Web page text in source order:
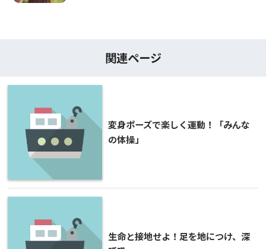
関連ページ
変身ポーズで楽しく運動！「みんな
の体操」
生命と接地せよ！足を地につけ、深